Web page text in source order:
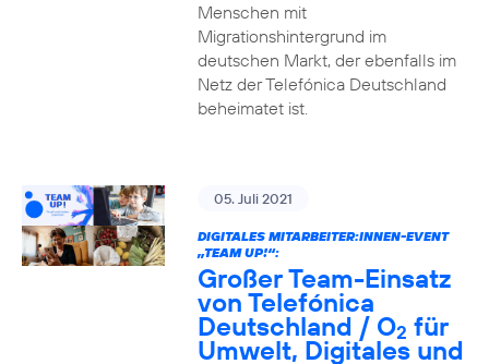
Menschen mit
Migrationshintergrund im
deutschen Markt, der ebenfalls im
Netz der Telefónica Deutschland
beheimatet ist.
05. Juli 2021
DIGITALES MITARBEITER:INNEN-EVENT
„TEAM UP!“:
Großer Team-Einsatz
von Telefónica
Deutschland / O2 für
Umwelt, Digitales und